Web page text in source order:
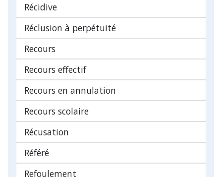
Récidive
Réclusion à perpétuité
Recours
Recours effectif
Recours en annulation
Recours scolaire
Récusation
Référé
Refoulement